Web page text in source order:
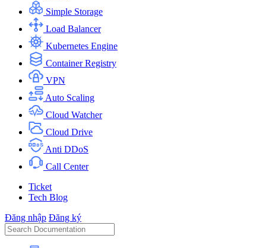
Simple Storage
Load Balancer
Kubernetes Engine
Container Registry
VPN
Auto Scaling
Cloud Watcher
Cloud Drive
Anti DDoS
Call Center
Ticket
Tech Blog
Đăng nhập Đăng ký